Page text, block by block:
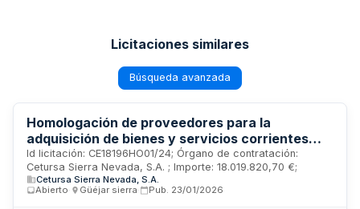
Licitaciones similares
Búsqueda avanzada
Homologación de proveedores para la
adquisición de bienes y servicios corrientes
disponibles en el mercado para Cetursa Sierra
Nevada SA
Id licitación: CE18196HO01/24; Órgano de contratación:
Cetursa Sierra Nevada, S.A. ; Importe: 18.019.820,70 €;
Cetursa Sierra Nevada, S.A.
Abierto
Güéjar sierra Pub. 23/01/2026